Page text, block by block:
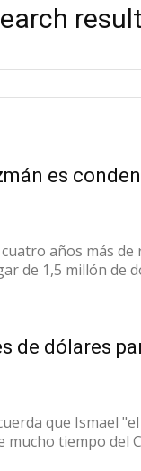
es
años más de
de 1,5 millón de
de dólares
que Ismael
tiempo del